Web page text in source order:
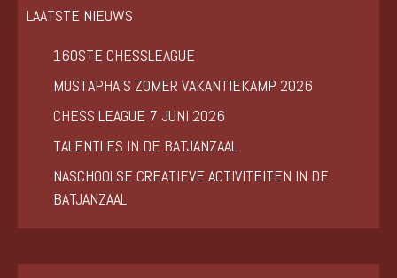
LAATSTE NIEUWS
160STE CHESSLEAGUE
MUSTAPHA’S ZOMER VAKANTIEKAMP 2026
CHESS LEAGUE 7 JUNI 2026
TALENTLES IN DE BATJANZAAL
NASCHOOLSE CREATIEVE ACTIVITEITEN IN DE
BATJANZAAL